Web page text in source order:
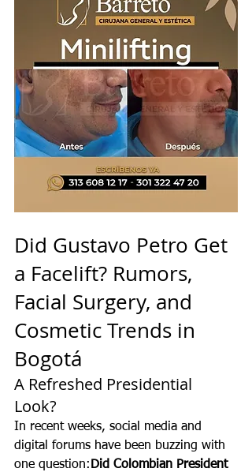
Did Gustavo Petro Get
a Facelift? Rumors,
Facial Surgery, and
Cosmetic Trends in
Bogotá
A Refreshed Presidential
Look?
In recent weeks, social media and
digital forums have been buzzing with
one question: Did Colombian President